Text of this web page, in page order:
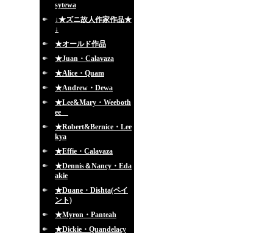
sytewa
↓★ズニ故人作家作品★
↓
★オールド作品
★Juan・Calavaza
★Alice・Quam
★Andrew・Dewa
★Lee&Mary・Weeboth
ee
★Robert&Bernice・Lee
kya
★Effie・Calavaza
★Dennis＆Nancy・Eda
akie
★Duane・Dishta(ペイ
ント)
★Myron・Panteah
★Dickie・Quandelacy